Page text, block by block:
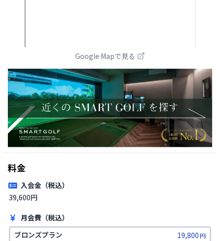
Google Mapで見る
料金
入会金（税込）
39,600円
月会費（税込）
ブロンズプラン
19,800円